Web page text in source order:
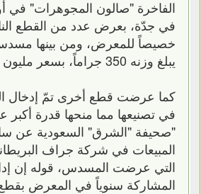
الفاخرة "صالون المجوهرات" في
في جدّة، بعرض عدد من القطع
خصيصاً للمعرض، ومن بينها
يبلغ وزنه 350 جراماً، بسعر مليون ريال.
كما عرضت قطع أخرى تمّ إدخال
في تصنيعها مما منحها قدرة أكبر
"صحيفة "الشرق" السعودية عن
المبيعات في شركة جراف
التي عرضت المسدس، قوله إن
المشاركة سنوياً في المعرض